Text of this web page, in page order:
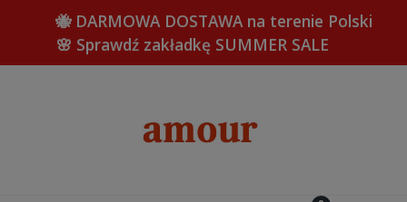
🐝 DARMOWA DOSTAWA na terenie Polski
🌸 Sprawdź zakładkę SUMMER SALE